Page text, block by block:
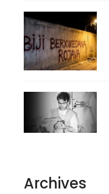
Archives